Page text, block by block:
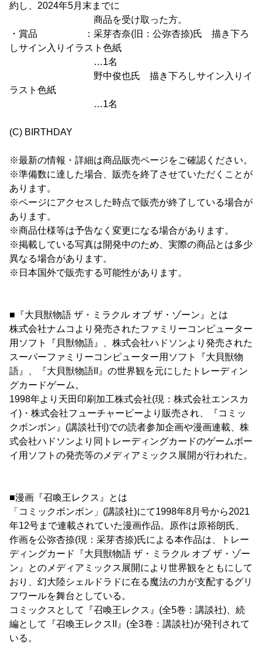
約し、2024年5月末までに
商品を受け取った方。
・賞品 ：采芽杏奈(旧：公弥杏捺)氏 描き下ろ
しサイン入りイラスト色紙
…1名
野中俊也氏 描き下ろしサイン入りイ
ラスト色紙
…1名
(C) BIRTHDAY
※最新の情報・詳細は商品販売ページをご確認ください。
※準備数に達した場合、販売を終了させていただくことが
あります。
※ページにアクセスした時点で販売が終了している場合が
あります。
※商品仕様等は予告なく変更になる場合があります。
※掲載している写真は開発中のため、実際の商品とは多少
異なる場合があります。
※日本国外で販売する可能性があります。
■『大貝獣物語 ザ・ミラクル オブ ザ・ゾーン』とは
株式会社ナムコより発売されたファミリーコンピューター
用ソフト『貝獣物語』、株式会社ハドソンより発売された
スーパーファミリーコンピューター用ソフト『大貝獣物
語』、『大貝獣物語II』の世界観を元にしたトレーディン
グカードゲーム。
1998年より天田印刷加工株式会社(現：株式会社エンスカ
イ)・株式会社フューチャービーより販売され、『コミッ
クボンボン』(講談社刊)での読者参加企画や漫画連載、株
式会社ハドソンより同トレーディングカードのゲームボー
イ用ソフトの発売等のメディアミックス展開が行われた。
■漫画『召喚王レクス』とは
「コミックボンボン」(講談社)にて1998年8月号から2021
年12号まで連載されていた漫画作品。原作は原裕朗氏、
作画を公弥杏捺(現：采芽杏捺)氏による本作品は、トレー
ディングカード『大貝獣物語 ザ・ミラクル オブ ザ・ゾー
ン』とのメディアミックス展開により世界観をともにして
おり、幻大陸シェルドラドに在る魔法の力が支配するグリ
フワールを舞台としている。
コミックスとして『召喚王レクス』(全5巻：講談社)、続
編として『召喚王レクスII』(全3巻：講談社)が発刊されて
いる。